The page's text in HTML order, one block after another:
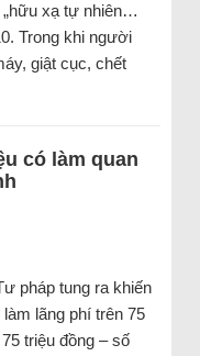
xạ tự nhiên…
Trong khi người
giật cục, chết
có làm quan
pháp tung ra khiến
lãng phí trên 75
triệu đồng – số